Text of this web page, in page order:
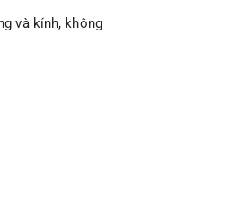
và kính, không